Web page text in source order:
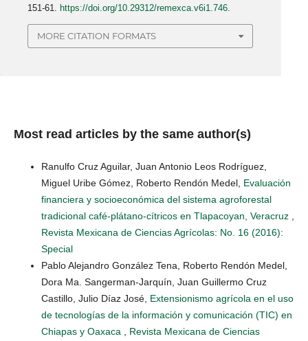
151-61.
https://doi.org/10.29312/remexca.v6i1.746
MORE CITATION FORMATS
Most read articles by the same author(s)
Ranulfo Cruz Aguilar, Juan Antonio Leos Rodríguez,
Miguel Uribe Gómez, Roberto Rendón Medel, Evaluación
financiera y socioeconómica del sistema agroforestal
tradicional café-plátano-cítricos en Tlapacoyan, Veracruz
Revista Mexicana de Ciencias Agrícolas: No. 16 (2016):
Special
Pablo Alejandro González Tena, Roberto Rendón Medel,
Dora Ma. Sangerman-Jarquín, Juan Guillermo Cruz
Castillo, Julio Díaz José, Extensionismo agrícola en el uso
de tecnologías de la información y comunicación (TIC) en
Chiapas y Oaxaca
Revista Mexicana de Ciencias